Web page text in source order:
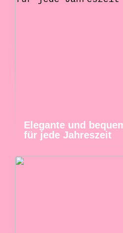
Elegante und
für jede Jahreszeit